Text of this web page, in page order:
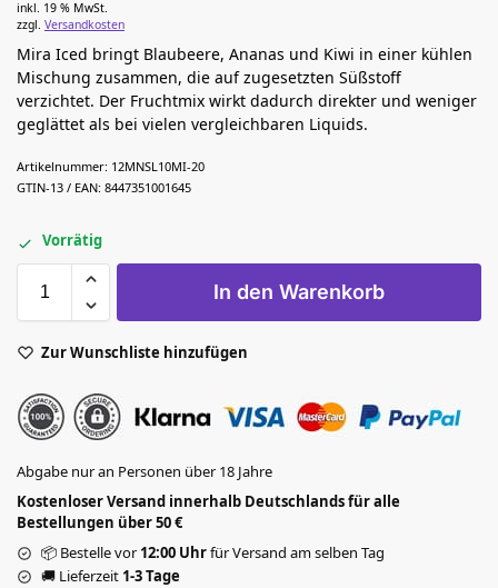
inkl. 19 % MwSt.
zzgl. Versandkosten
Mira Iced bringt Blaubeere, Ananas und Kiwi in einer kühlen
Mischung zusammen, die auf zugesetzten Süßstoff
verzichtet. Der Fruchtmix wirkt dadurch direkter und weniger
geglättet als bei vielen vergleichbaren Liquids.
Artikelnummer: 12MNSL10MI-20
GTIN-13 / EAN: 8447351001645
Vorrätig
In den Warenkorb
Zur Wunschliste hinzufügen
Abgabe nur an Personen über 18 Jahre
Kostenloser Versand innerhalb Deutschlands für alle
Bestellungen über 50 €
📦 Bestelle vor12:00 Uhrfür Versand am selben Tag
🚚 Lieferzeit 1-3 Tage